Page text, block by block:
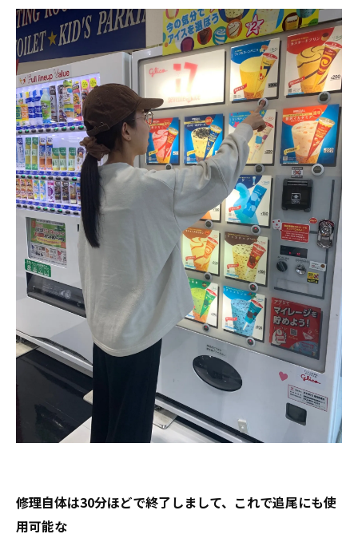
修理自体は30分ほどで終了しまして、これで追尾にも使
用可能な